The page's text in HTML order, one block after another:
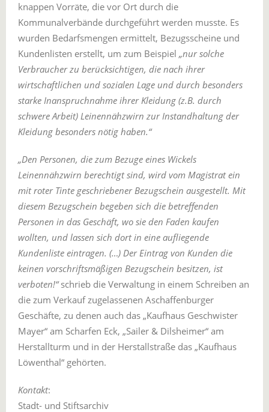
knappen Vorräte, die vor Ort durch die
Kommunalverbände durchgeführt werden musste. Es
wurden Bedarfsmengen ermittelt, Bezugsscheine und
Kundenlisten erstellt, um zum Beispiel „nur solche
Verbraucher zu berücksichtigen, die nach ihrer
wirtschaftlichen und sozialen Lage und durch besonders
starke Inanspruchnahme ihrer Kleidung (z.B. durch
schwere Arbeit) Leinennähzwirn zur Instandhaltung der
Kleidung besonders nötig haben.“
„Den Personen, die zum Bezuge eines Wickels
Leinennähzwirn berechtigt sind, wird vom Magistrat ein
mit roter Tinte geschriebener Bezugschein ausgestellt. Mit
diesem Bezugschein begeben sich die betreffenden
Personen in das Geschäft, wo sie den Faden kaufen
wollten, und lassen sich dort in eine aufliegende
Kundenliste eintragen. (…) Der Eintrag von Kunden die
keinen vorschriftsmäßigen Bezugschein besitzen, ist
verboten!“schrieb die Verwaltung in einem Schreiben an
die zum Verkauf zugelassenen Aschaffenburger
Geschäfte, zu denen auch das „Kaufhaus Geschwister
Mayer“ am Scharfen Eck, „Sailer & Dilsheimer“ am
Herstallturm und in der Herstallstraße das „Kaufhaus
Löwenthal“ gehörten.
Kontakt:
Stadt- und Stiftsarchiv